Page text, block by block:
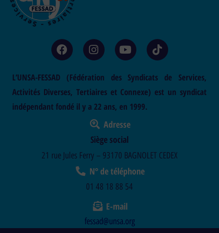
L’UNSA-FESSAD (Fédération des Syndicats de Services,
Activités Diverses, Tertiaires et Connexe) est un syndicat
indépendant fondé il y a 22 ans, en 1999.
Adresse
Siège social
21 rue Jules Ferry – 93170 BAGNOLET CEDEX
N° de téléphone
01 48 18 88 54
E-mail
fessad@unsa.org